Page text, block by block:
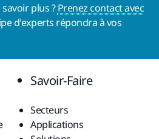
plus ?Prenez contact avec
d'experts répondra à vos
Savoir-Faire
Secteurs
Applications